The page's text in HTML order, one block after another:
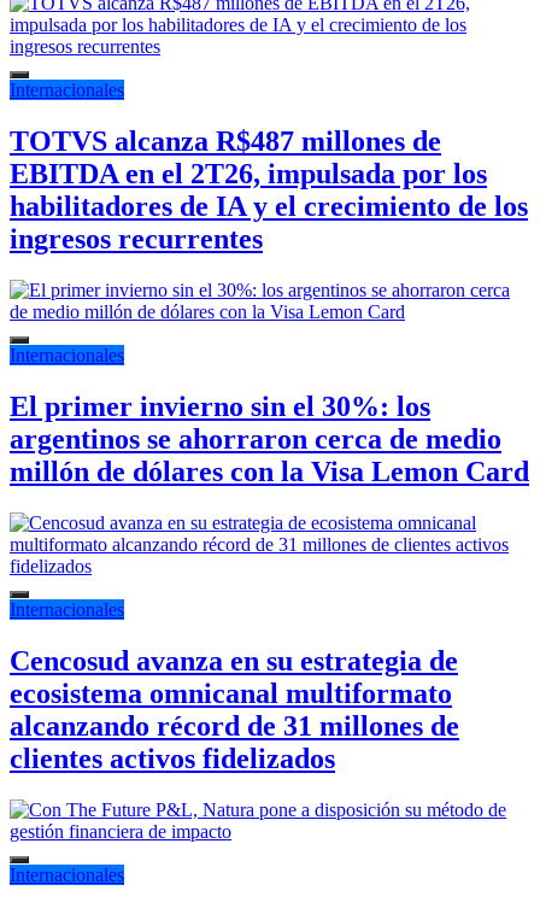
Internacionales
TOTVS alcanza R$487 millones de
EBITDA en el 2T26, impulsada por los
habilitadores de IA y el crecimiento de los
ingresos recurrentes
Internacionales
El primer invierno sin el 30%: los
argentinos se ahorraron cerca de medio
millón de dólares con la Visa Lemon Card
Internacionales
Cencosud avanza en su estrategia de
ecosistema omnicanal multiformato
alcanzando récord de 31 millones de
clientes activos fidelizados
Internacionales